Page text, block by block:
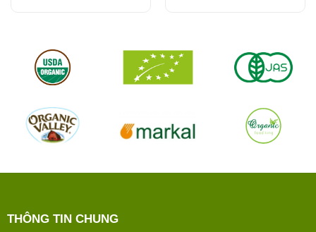
THÔNG TIN CHUNG